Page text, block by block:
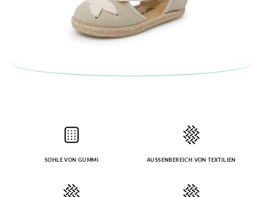
automatisch an Ihr Postfach gesendet.
ursprüngliches Paar unter Verwendung des bereitgestellten
Etiketts bei einer Postfiliale zurück und geben Sie eine neue
SOHLE VON GUMMI AUSSENBEREICH VON TEXTILIEN